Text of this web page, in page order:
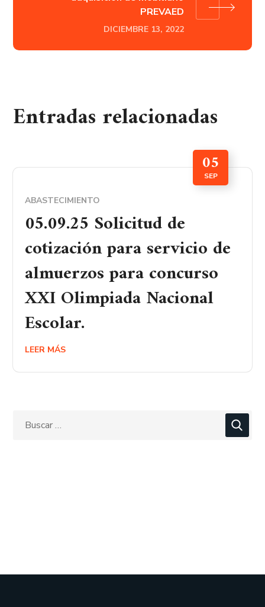
PREVAED
DICIEMBRE 13, 2022
Entradas relacionadas
05
SEP
ABASTECIMIENTO
05.09.25 Solicitud de
cotización para servicio de
almuerzos para concurso
XXI Olimpiada Nacional
Escolar.
LEER MÁS